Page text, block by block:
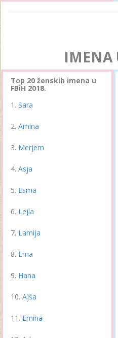
IMENA
Top 20 ženskih imena u
FBiH 2018.
Sara
Amina
Merjem
Asja
Esma
Lejla
Lamija
Ema
Hana
Ajša
Emina